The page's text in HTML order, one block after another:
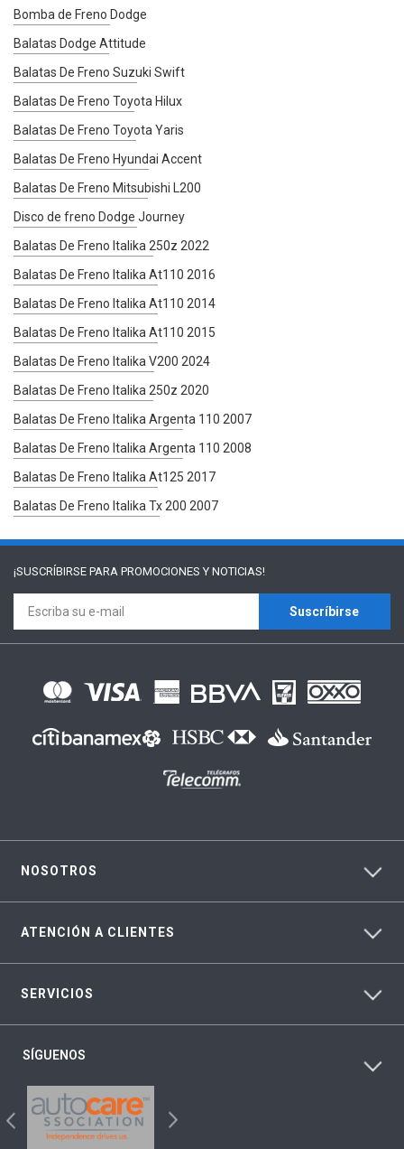
Bomba de Freno Dodge
Balatas Dodge Attitude
Balatas De Freno Suzuki Swift
Balatas De Freno Toyota Hilux
Balatas De Freno Toyota Yaris
Balatas De Freno Hyundai Accent
Balatas De Freno Mitsubishi L200
Disco de freno Dodge Journey
Balatas De Freno Italika 250z 2022
Balatas De Freno Italika At110 2016
Balatas De Freno Italika At110 2014
Balatas De Freno Italika At110 2015
Balatas De Freno Italika V200 2024
Balatas De Freno Italika 250z 2020
Balatas De Freno Italika Argenta 110 2007
Balatas De Freno Italika Argenta 110 2008
Balatas De Freno Italika At125 2017
Balatas De Freno Italika Tx 200 2007
¡SUSCRÍBIRSE PARA PROMOCIONES Y NOTICIAS!
Suscríbirse
NOSOTROS
ATENCIÓN A CLIENTES
SERVICIOS
SÍGUENOS